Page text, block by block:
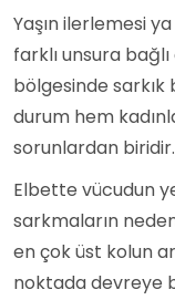
Yaşın ilerlemesi
farklı unsura
bölgesinde sarkık
durum hem
sorunlardan biridir.
Elbette vücudun
sarkmaların
en çok üst kolun
noktada devreye